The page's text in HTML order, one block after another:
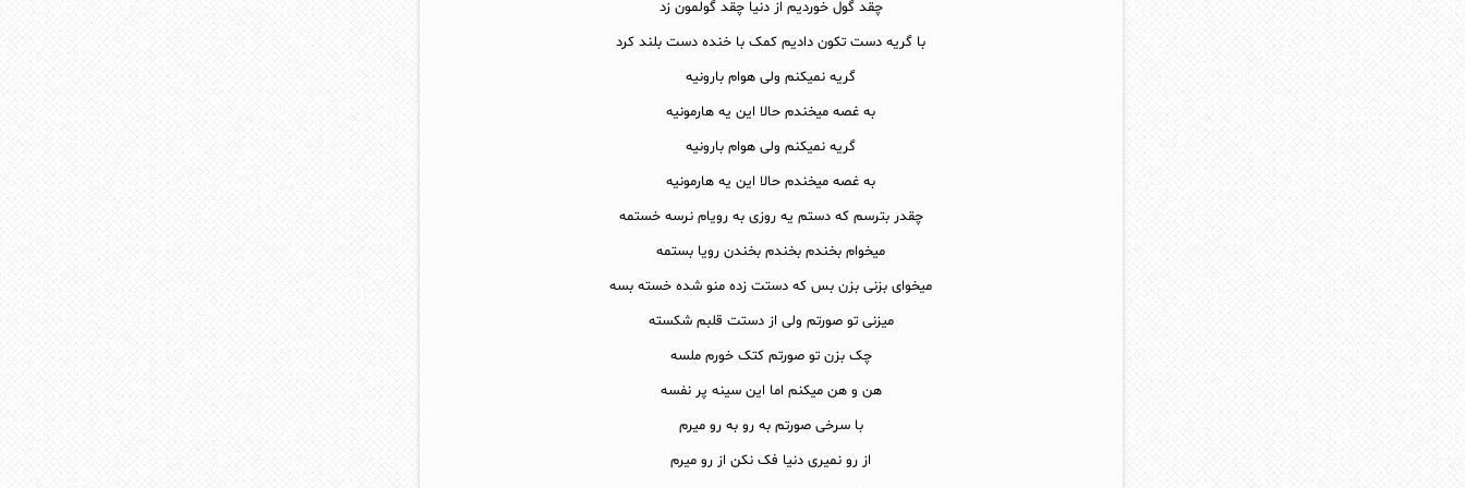
چقد گول خوردیم از دنیا چقد گولمون زد
با گریه دست تکون دادیم کمک با خنده دست بلند کرد
گریه نمیکنم ولی هوام بارونیه
به غصه میخندم حالا این یه هارمونیه
گریه نمیکنم ولی هوام بارونیه
به غصه میخندم حالا این یه هارمونیه
چقدر بترسم که دستم یه روزی به رویام نرسه خستمه
میخوام بخندم بخندم بخندن رویا بستمه
میخوای بزنی بزن بس که دستت زده منو شده خسته بسه
میزنی تو صورتم ولی از دستت قلبم شکسته
چک بزن تو صورتم کتک خورم ملسه
هن و هن میکنم اما این سینه پر نفسه
با سرخی صورتم به رو به رو میرم
از رو نمیری دنیا فک نکن از رو میرم